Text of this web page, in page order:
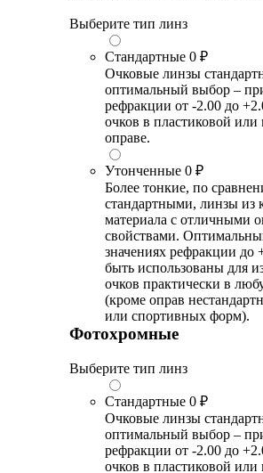
Выберите тип линз
Стандартные 0 ₽
Очковые линзы
оптимальный выбор –
рефракции от -2.00 до
очков в пластиковой или
оправе.
Утонченные 0 ₽
Более тонкие, по
стандартными, линзы из
материала с отличными
свойствами.
значениях рефракции до
быть использованы для
очков практически в
(кроме оправ
или спортивных форм).
Фотохромные
Выберите тип линз
Стандартные 0 ₽
Очковые линзы
оптимальный выбор –
рефракции от -2.00 до
очков в пластиковой или